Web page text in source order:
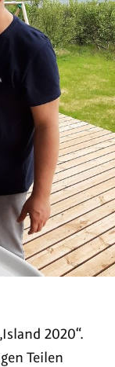
Island 2020 .
Teilen